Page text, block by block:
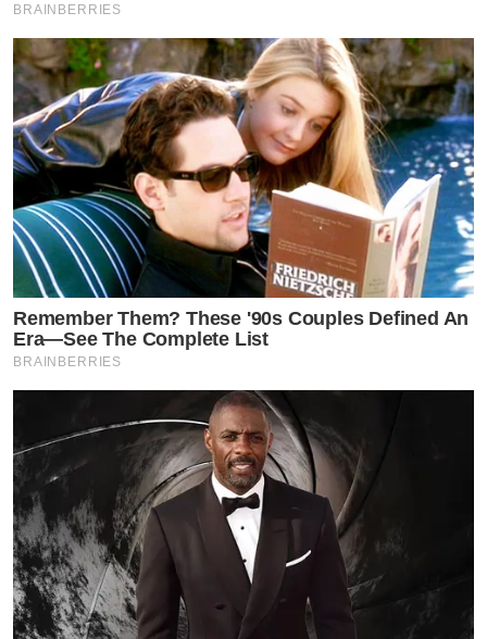
BRAINBERRIES
Remember Them? These '90s Couples Defined An
Era—See The Complete List
BRAINBERRIES